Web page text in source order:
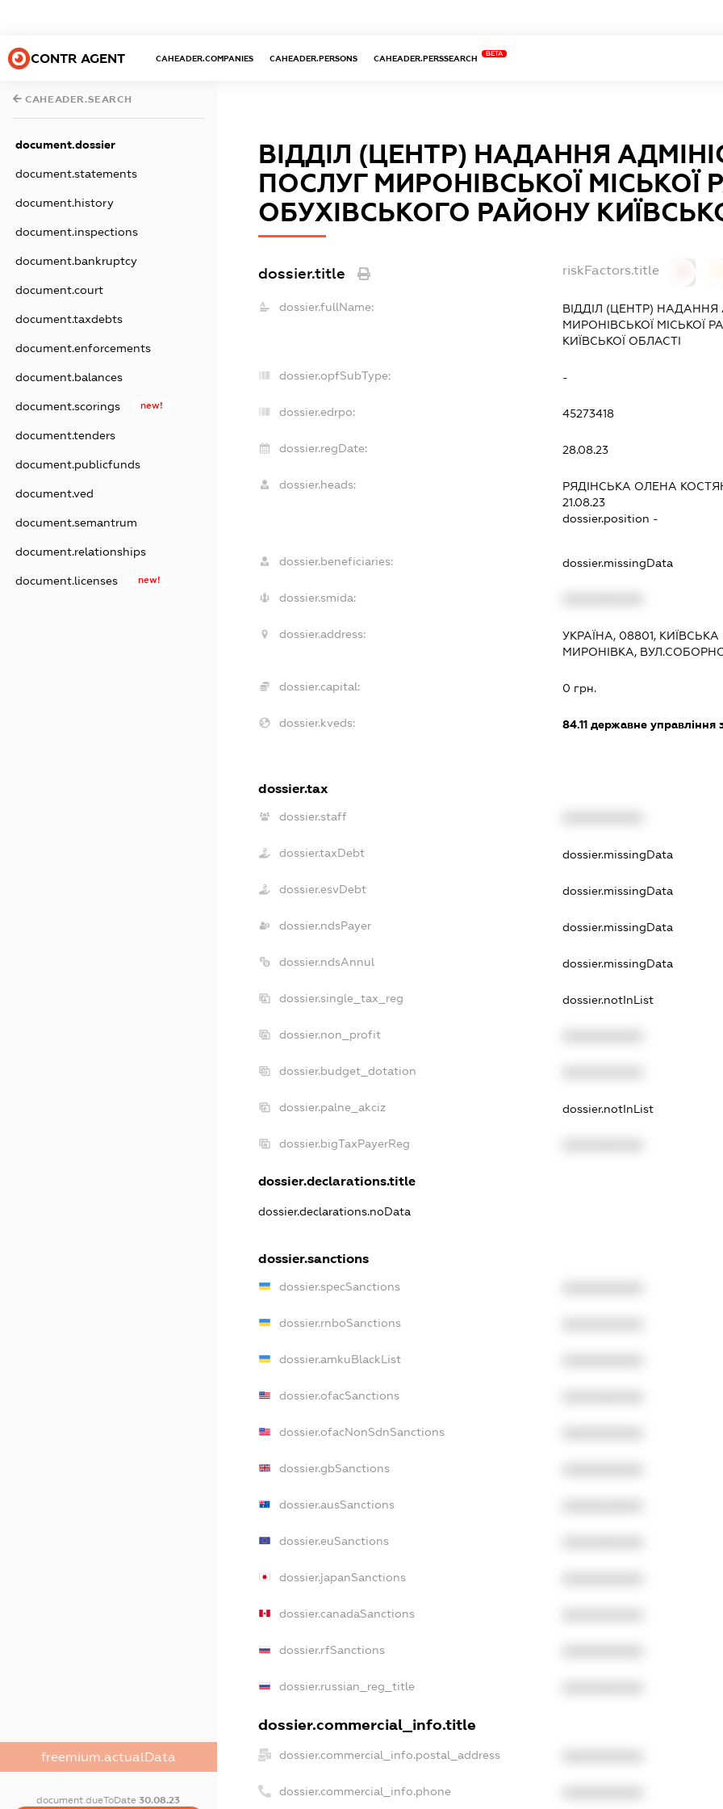
CONTR AGENT CAHEADER.COMPANIES CAHEADER.PERSONS CAHEADER.PERSSEARCH
BETA
CAHEADER.SEARCH
document.dossier
document.statements
document.history
document.inspections
document.bankruptcy
document.court
document.taxdebts
document.enforcements
document.balances
document.scorings new!
document.tenders
document.publicfunds
document.ved
document.semantrum
document.relationships
document.licenses new!
freemium.actualData
document.dueToDate30.08.23
ВІДДІЛ (ЦЕНТР) НАДАННЯ
ПОСЛУГ МИРОНІВСЬКОЇ МІСЬКОЇ
ОБУХІВСЬКОГО РАЙОНУ
dossier.title riskFactors.title
dossier.fullName:
ВІДДІЛ (ЦЕНТР)
МИРОНІВСЬКОЇ МІСЬКОЇ
КИЇВСЬКОЇ ОБЛАСТІ
dossier.opfSubType: -
dossier.edrpo: 45273418
dossier.regDate: 28.08.23
dossier.heads: РЯДІНСЬКА ОЛЕНА
21.08.23
dossier.position -
dossier.beneficiaries: dossier.missingData
dossier.smida:
dossier.address:
УКРАЇНА, 08801,
МИРОНІВКА,
dossier.capital: 0 грн.
dossier.kveds: 84.11 державне управління
dossier.tax
dossier.staff
dossier.taxDebt dossier.missingData
dossier.esvDebt dossier.missingData
dossier.ndsPayer dossier.missingData
dossier.ndsAnnul dossier.missingData
dossier.single_tax_reg dossier.notInList
dossier.non_profit
dossier.budget_dotation
dossier.palne_akciz dossier.notInList
dossier.bigTaxPayerReg
dossier.declarations.title
dossier.declarations.noData
dossier.sanctions
dossier.specSanctions
dossier.rnboSanctions
dossier.amkuBlackList
dossier.ofacSanctions
dossier.ofacNonSdnSanctions
dossier.gbSanctions
dossier.ausSanctions
dossier.euSanctions
dossier.japanSanctions
dossier.canadaSanctions
dossier.rfSanctions
dossier.russian_reg_title
dossier.commercial_info.title
dossier.commercial_info.postal_address
dossier.commercial_info.phone